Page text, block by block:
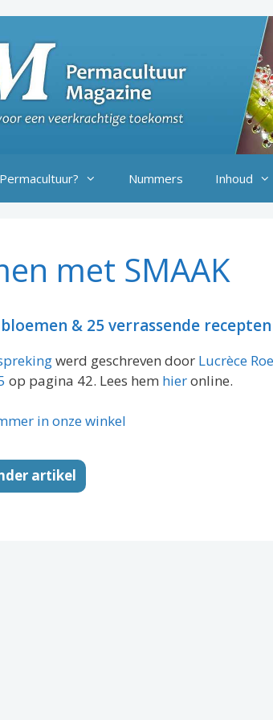
Permacultuur? Nummers Inhoud
met SMAAK
& 25 verrassende recepten
werd geschreven door Lucrèce
op pagina 42. Lees hem hieronline.
in onze winkel
artikel